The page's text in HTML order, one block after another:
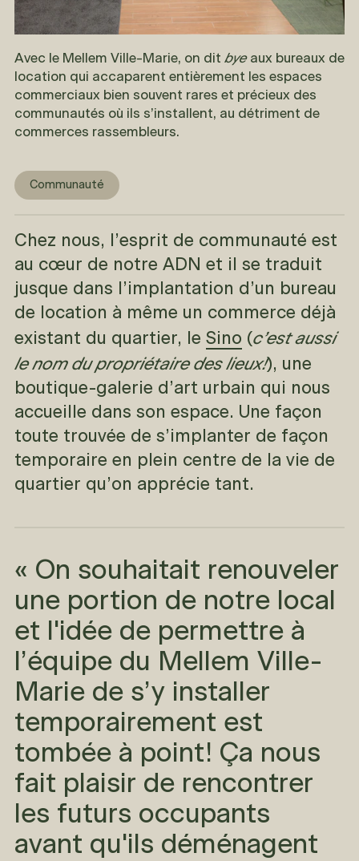
Avec le Mellem Ville-Marie, on dit byeaux bureaux de
location qui accaparent entièrement les espaces
commerciaux bien souvent rares et précieux des
communautés où ils s’installent, au détriment de
commerces rassembleurs.
Communauté
Chez nous, l’esprit de communauté est
au cœur de notre ADN et il se traduit
jusque dans l’implantation d’un bureau
de location à même un commerce déjà
existant du quartier, le Sino (c’est aussi
le nom du propriétaire des lieux!), une
boutique-galerie d’art urbain qui nous
accueille dans son espace. Une façon
toute trouvée de s’implanter de façon
temporaire en plein centre de la vie de
quartier qu’on apprécie tant.
« On souhaitait renouveler
une portion de notre local
et l'idée de permettre à
l’équipe du Mellem Ville-
Marie de s’y installer
temporairement est
tombée à point! Ça nous
fait plaisir de rencontrer
les futurs occupants
avant qu'ils déménagent